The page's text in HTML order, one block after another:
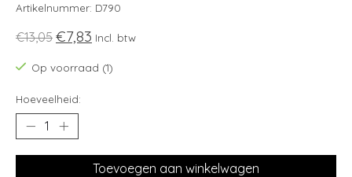
Artikelnummer: D790
€13,05 €7,83 Incl. btw
Op voorraad (1)
Hoeveelheid:
Toevoegen aan winkelwagen